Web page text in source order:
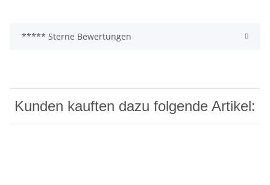
***** Sterne Bewertungen
Kunden kauften dazu folgende Artikel: